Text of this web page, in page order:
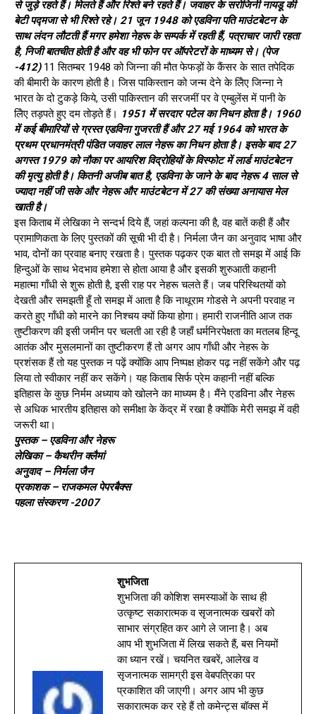
से जुड़े रहते हैं। मिलते हैं और रिश्ते बने रहते हैं। जवाहर के सरोजिनी नायडू की
बेटी पद्मजा से भी रिश्ते रहे। 21 जून 1948 को एडविना पति माउंटबेटन के
साथ लंदन लौटती हैं मगर हमेशा नेहरू के सम्पर्क में रहती हैं, पत्राचार जारी रहता
है, निजी बातचीत होती है और वह भी फोन पर ऑपरेटरों के माध्यम से। (पेज
-412)11 सितम्बर 1948 को जिन्ना की मौत फेफड़ों के कैंसर के सात तपेदिक
की बीमारी के कारण होती है। जिस पाकिस्तान को जन्म देने के लिेए जिन्ना ने
भारत के दो टुकड़े किये, उसी पाकिस्तान की सरजमीं पर वे एम्बुलेंस में पानी के
लिेए तड़पते हुए दम तोड़ते हैं। 1951 में सरदार पटेल का निधन होता है। 1960
में कई बीमारियों से ग्रस्त एडविना गुजरती हैं और 27 मई 1964 को भारत के
प्रथम प्रधानमंत्री पंडित जवाहर लाल नेहरू का निधन होता है। इसके बाद 27
अगस्त 1979 को नौका पर आयरिश विद्रोहियों के विस्फोट में लार्ड माउंटबेटन
की मृत्यु होती है। कितनी अजीब बात है, एडविना के जाने के बाद नेहरू 4 साल से
ज्यादा नहीं जी सके और नेहरू और माउंटबेटन में 27 की संख्या अनायास मेल
खाती है।
इस किताब में लेखिका ने सन्दर्भ दिये हैं, जहां कल्पना की है, वह बातें कही हैं और
प्रामाणिकता के लिए पुस्तकों की सूची भी दी है। निर्मला जैन का अनुवाद भाषा और
भाव, दोनों का प्रवाह बनाए रखता है। पुस्तक पढ़कर एक बात तो समझ में आई कि
हिन्दुओं के साथ भेदभाव हमेशा से होता आया है और इसकी शुरुआती कहानी
महात्मा गाँधी से शुरू होती है, इसी राह पर नेहरू चलते हैं। जब परिस्थितयों को
देखती और समझती हूँ तो समझ में आता है कि नाथूराम गोडसे ने अपनी परवाह न
करते हुए गाँधी को मारने का निश्चय क्यों किया होगा। हमारी राजनीति आज तक
तुष्टीकरण की इसी जमीन पर चलती आ रही है जहाँ धर्मनिरपेक्षता का मतलब हिन्दू
आतंक और मुसलमानों का तुष्टीकरण हैं तो अगर आप गाँधी और नेहरू के
प्रशंसक हैं तो यह पुस्तक न पढ़ें क्योंकि आप निष्पक्ष होकर पढ़ नहीं सकेंगे और पढ़
लिया तो स्वीकार नहीं कर सकेंगे। यह किताब सिर्फ प्रेम कहानी नहीं बल्कि
इतिहास के कुछ निर्मम अध्याय को खोलने का माध्यम है। मैंने एडविना और नेहरू
से अधिक भारतीय इतिहास को समीक्षा के केंद्र में रखा है क्योंकि मेरी समझ में वही
जरूरी था।
पुस्तक – एडविना और नेहरू
लेखिका – कैथरीन क्लैमां
अनुवाद – निर्मला जैन
प्रकाशक – राजकमल पेपरबैक्स
पहला संस्करण -2007
शुभजिता
शुभजिता की कोशिश समस्याओं के साथ ही
उत्कृष्ट सकारात्मक व सृजनात्मक खबरों को
साभार संग्रहित कर आगे ले जाना है। अब
आप भी शुभजिता में लिख सकते हैं, बस नियमों
का ध्यान रखें। चयनित खबरें, आलेख व
सृजनात्मक सामग्री इस वेबपत्रिका पर
प्रकाशित की जाएगी। अगर आप भी कुछ
सकारात्मक कर रहे हैं तो कमेन्ट्स बॉक्स में